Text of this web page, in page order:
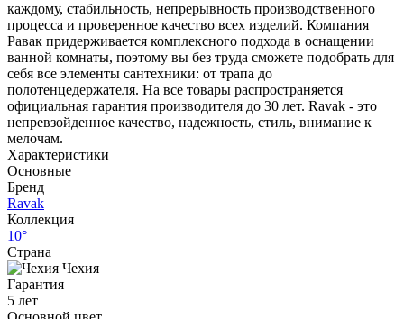
каждому, стабильность, непрерывность производственного
процесса и проверенное качество всех изделий. Компания
Равак придерживается комплексного подхода в оснащении
ванной комнаты, поэтому вы без труда сможете подобрать для
себя все элементы сантехники: от трапа до
полотенцедержателя. На все товары распространяется
официальная гарантия производителя до 30 лет. Ravak - это
непревзойденное качество, надежность, стиль, внимание к
мелочам.
Характеристики
Основные
Бренд
Ravak
Коллекция
10°
Страна
Чехия
Гарантия
5 лет